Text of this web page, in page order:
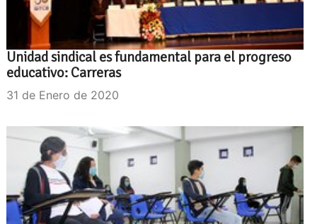
Unidad sindical es fundamental para el progreso
educativo: Carreras
31 de Enero de 2020